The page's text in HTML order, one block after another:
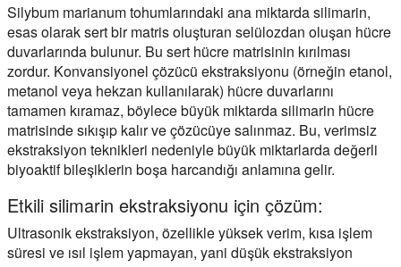
Silybum marianum tohumlarındaki ana miktarda silimarin,
esas olarak sert bir matris oluşturan selülozdan oluşan hücre
duvarlarında bulunur. Bu sert hücre matrisinin kırılması
zordur. Konvansiyonel çözücü ekstraksiyonu (örneğin etanol,
metanol veya hekzan kullanılarak) hücre duvarlarını
tamamen kıramaz, böylece büyük miktarda silimarin hücre
matrisinde sıkışıp kalır ve çözücüye salınmaz. Bu, verimsiz
ekstraksiyon teknikleri nedeniyle büyük miktarlarda değerli
biyoaktif bileşiklerin boşa harcandığı anlamına gelir.
Etkili silimarin ekstraksiyonu için çözüm:
Ultrasonik ekstraksiyon, özellikle yüksek verim, kısa işlem
süresi ve ısıl işlem yapmayan, yani düşük ekstraksiyon